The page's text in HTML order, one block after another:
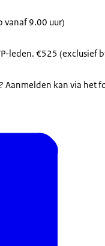
vanaf 9.00 uur)
leden. €525 (exclusief
Aanmelden kan via het